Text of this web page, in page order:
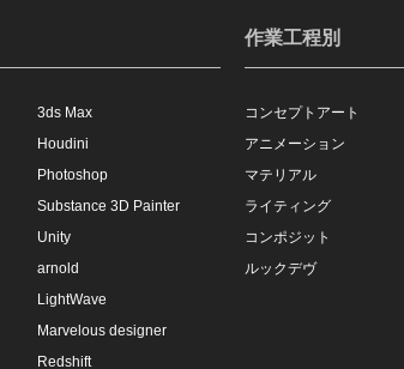
3ds Max
Houdini
Photoshop
Substance 3D Painter
Unity
arnold
LightWave
Marvelous designer
Redshift
作業工程別
コンセプトアート
アニメーション
マテリアル
ライティング
コンポジット
ルックデヴ